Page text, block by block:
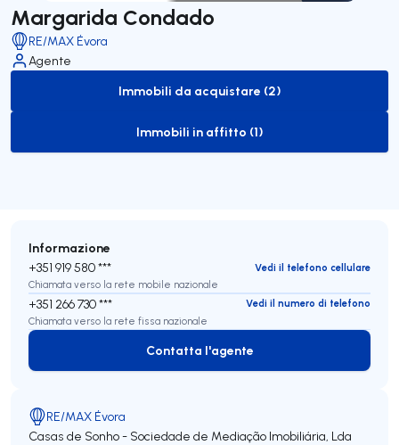
Margarida Condado
RE/MAX Évora
Agente
to-buy-listing
Immobili da acquistare (2)
to-rent-listing
Immobili in affitto (1)
Informazione
+351 919 580 ***
Vedi il telefono cellulare
Chiamata verso la rete mobile nazionale
+351 266 730 ***
Vedi il numero di telefono
Chiamata verso la rete fissa nazionale
Contatta l'agente
Contatta l'agente
RE/MAX Évora
Casas de Sonho - Sociedade de Mediação Imobiliária, Lda